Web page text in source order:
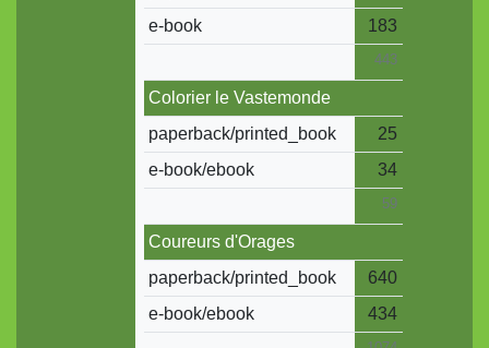
e-book
183
443
Colorier le Vastemonde
paperback/printed_book
25
e-book/ebook
34
59
Coureurs d'Orages
paperback/printed_book
640
e-book/ebook
434